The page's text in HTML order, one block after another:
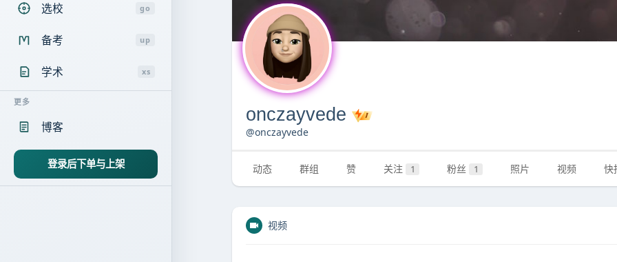
选校 go
备考 up
学术 xs
更多
博客
登录后下单与上架
onczayvede
@onczayvede
动态 群组 赞 关注 1 粉丝 1 照片 视频 快
视频